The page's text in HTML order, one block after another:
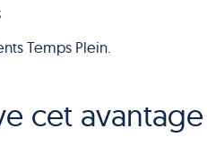
Temps Plein.
cet